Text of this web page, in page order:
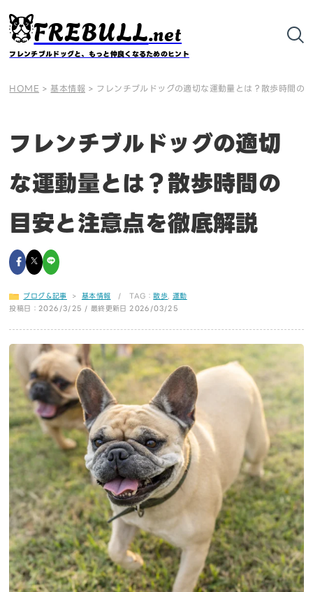
FREBULL.net
フレンチブルドッグと、もっと仲良くなるためのヒント
HOME > 基本情報 > フレンチブルドッグの適切な運動量とは？散歩時間の
フレンチブルドッグの適切
な運動量とは？散歩時間の
目安と注意点を徹底解説
ブログ＆記事 > 基本情報 / TAG：散歩
運動
投稿日：2026/3/25 / 最終更新日 2026/03/25